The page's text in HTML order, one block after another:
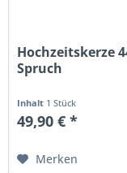
Hochzeitskerze
Spruch
Inhalt 1 Stück
49,90 € *
Merken